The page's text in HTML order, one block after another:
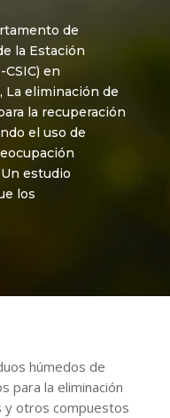
de
la Estación
en
La eliminación de
la recuperación
el uso de
estudio
los
húmedos de
para la eliminación
y otros compuestos